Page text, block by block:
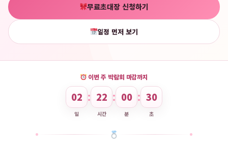
무료초대장 신청하기
일정 먼저 보기
이번 주 박람회 마감까지
02
일
: 22
시간
: 00
분
: 29
초